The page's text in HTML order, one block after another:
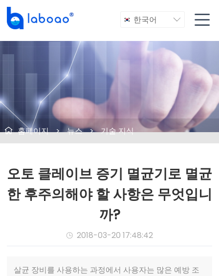
한국어  
 홈페이지 > 뉴스 > 기술 지식
오토 클레이브 증기 멸균기로 멸균
한 후주의해야 할 사항은 무엇입니
까?
 2018-03-20 17:48:42
살균 장비를 사용하는 과정에서 사용자는 많은 예방 조